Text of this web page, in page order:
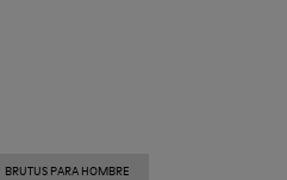
BRUTUS PARA HOMBRE